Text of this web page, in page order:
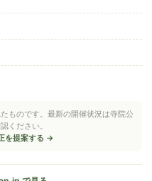
ものです。最新の開催状況は寺院公
ください。
を提案する →